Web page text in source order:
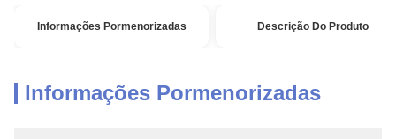
Informações Pormenorizadas Descrição Do Produto
Informações Pormenorizadas